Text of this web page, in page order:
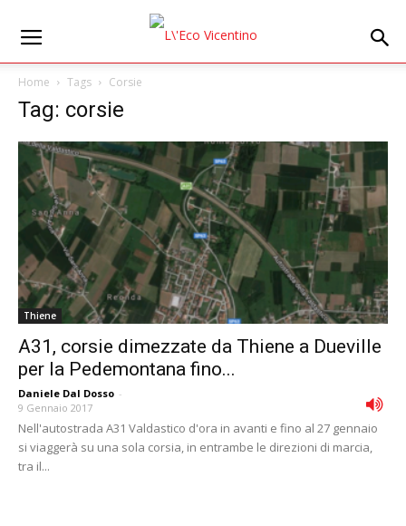
Home Tags Corsie
Tag: corsie
Thiene
A31, corsie dimezzate da Thiene a Dueville
per la Pedemontana fino...
Daniele Dal Dosso -
9 Gennaio 2017
Nell'autostrada A31 Valdastico d'ora in avanti e fino al 27 gennaio
si viaggerà su una sola corsia, in entrambe le direzioni di marcia,
tra il...